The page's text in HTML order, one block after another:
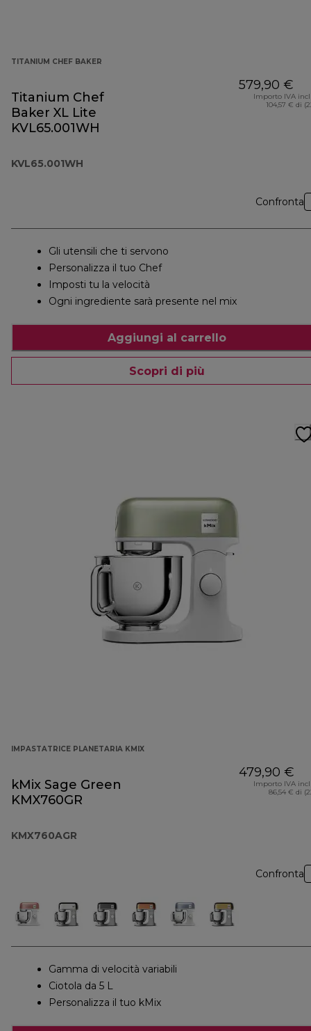
TITANIUM CHEF BAKER
Titanium Chef
Baker XL Lite
KVL65.001WH
KVL65.001WH
579,90 €
Importo IVA
104,57 € di
Confronta
Gli utensili che ti servono
Personalizza il tuo Chef
Imposti tu la velocità
Ogni ingrediente sarà presente nel mix
Aggiungi al carrello
Scopri di più
IMPASTATRICE PLANETARIA KMIX
kMix Sage Green
KMX760GR
KMX760AGR
479,90 €
Importo IVA
86,54 € di
Confronta
Gamma di velocità variabili
Ciotola da 5 L
Personalizza il tuo kMix